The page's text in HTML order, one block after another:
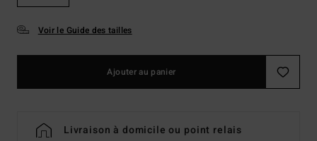
Voir le Guide des tailles
Ajouter au panier
Livraison à domicile ou point relais